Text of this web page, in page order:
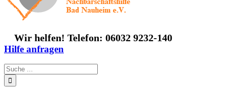
Wir helfen! Telefon: 06032 9232-140
Hilfe anfragen
Suche
nach: